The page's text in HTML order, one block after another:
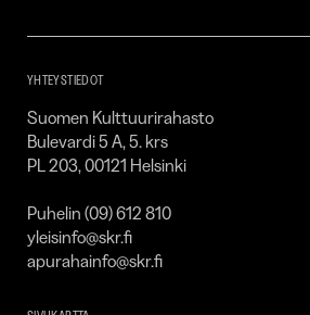
YHTEYSTIEDOT
Suomen Kulttuurirahasto
Bulevardi 5 A, 5. krs
PL 203, 00121 Helsinki
Puhelin (09) 612 810
yleisinfo@skr.fi
apurahainfo@skr.fi